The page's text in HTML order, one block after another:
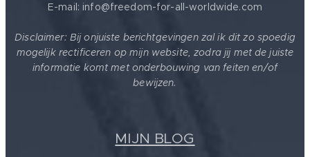
E-mail: info@freedom-for-all-worldwide.com
Disclaimer: Bij onjuiste berichtgevingen zal ik dit zo spoedig
mogelijk rectificeren op mijn website, zodra jij met de juiste
informatie komt met onderbouwing van feiten en/of
bewijzen.
MIJN BLOG